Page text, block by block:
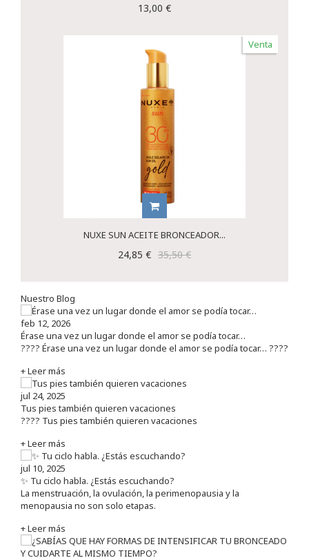
13,00 €
Venta
NUXE SUN ACEITE BRONCEADOR...
24,85 € 35,50 €
Nuestro Blog
feb 12, 2026
Érase una vez un lugar donde el amor se podía tocar…
???? Érase una vez un lugar donde el amor se podía tocar… ????
+ Leer más
jul 24, 2025
Tus pies también quieren vacaciones
???? Tus pies también quieren vacaciones
+ Leer más
jul 10, 2025
✨ Tu ciclo habla. ¿Estás escuchando?
La menstruación, la ovulación, la perimenopausia y la
menopausia no son solo etapas.
+ Leer más